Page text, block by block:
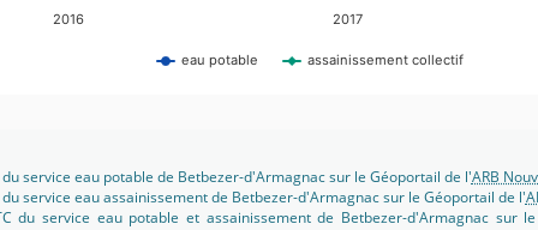
eau potable assainissement collectif
2016 2017
service eau potable de Betbezer-d'Armagnac sur le Géoportail de l'ARB
service eau assainissement de Betbezer-d'Armagnac sur le Géoportail de l'
du service eau potable et assainissement de Betbezer-d'Armagnac sur